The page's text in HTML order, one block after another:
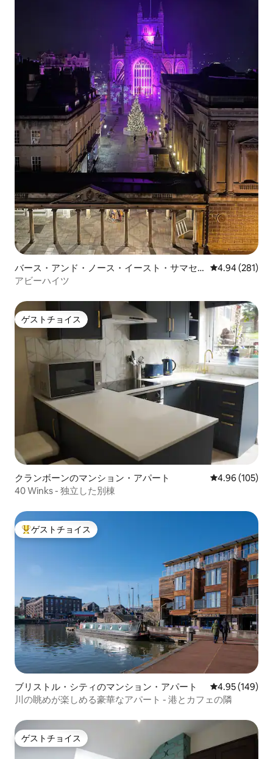
バース・アンド・ノース・イースト・サマセ
ットのマンション・アパート
レビュー281
4.94 (281)
アビーハイツ
ゲストチョイス
ゲストチョイス
クランボーンのマンション・アパート レビュー105
4.96 (105)
40 Winks - 独立した別棟
大好評のゲストチョイスです。
ゲストチョイス
ブリストル・シティのマンション・アパート レビュー149
4.95 (149)
川の眺めが楽しめる豪華なアパート - 港とカフェの隣
ゲストチョイス
ゲストチョイス